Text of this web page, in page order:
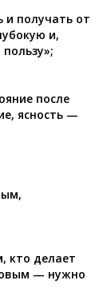
и получать от
и,
после
ясность —
кто делает
— нужно